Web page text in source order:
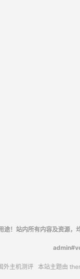
途！站内所有内容及资源
外主机测评本站主题由